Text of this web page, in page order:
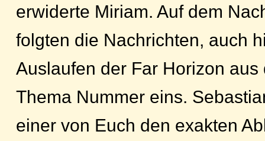
erwiderte Miriam. Auf dem
folgten die Nachrichten, auch
Auslaufen der Far Horizon aus
Thema Nummer eins.
einer von Euch den exakten